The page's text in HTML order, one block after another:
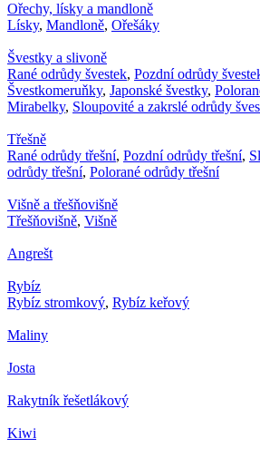
Ořechy, lísky a mandloně
Lísky, Mandloně, Ořešáky
Švestky a slivoně
Rané odrůdy švestek, Pozdní odrůdy
Švestkomeruňky, Japonské švestky,
Mirabelky, Sloupovité a zakrslé odrůdy
Třešně
Rané odrůdy třešní, Pozdní odrůdy třešní,
odrůdy třešní, Polorané odrůdy třešní
Višně a třešňovišně
Třešňovišně, Višně
Angrešt
Rybíz
Rybíz stromkový, Rybíz keřový
Maliny
Josta
Rakytník řešetlákový
Kiwi